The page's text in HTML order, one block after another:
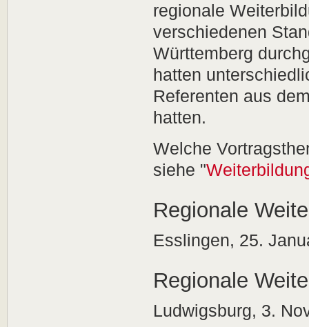
regionale
verschiedenen
Württemberg
hatten
Referenten aus
hatten.
Welche
siehe "
Regionale
Esslingen, 25.
Regionale
Ludwigsburg, 3.